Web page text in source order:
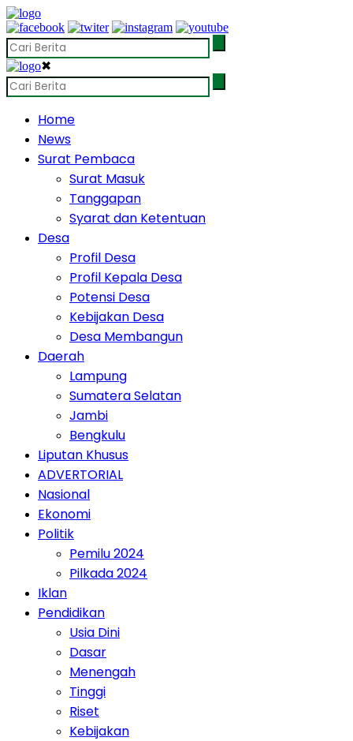
✖
Home
News
Surat Pembaca
Surat Masuk
Tanggapan
Syarat dan Ketentuan
Desa
Profil Desa
Profil Kepala Desa
Potensi Desa
Kebijakan Desa
Desa Membangun
Daerah
Lampung
Sumatera Selatan
Jambi
Bengkulu
Liputan Khusus
ADVERTORIAL
Nasional
Ekonomi
Politik
Pemilu 2024
Pilkada 2024
Iklan
Pendidikan
Usia Dini
Dasar
Menengah
Tinggi
Riset
Kebijakan